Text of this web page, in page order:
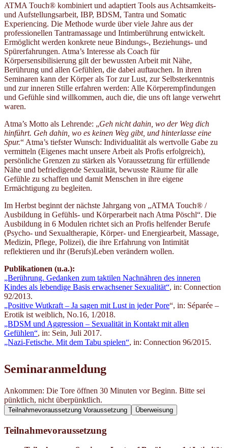
ATMA Touch® kombiniert und adaptiert Tools aus Achtsamkeits-
und Aufstellungsarbeit, IBP, BDSM, Tantra und Somatic
Experiencing. Die Methode wurde über viele Jahre aus der
professionellen Tantramassage und Intimberührung entwickelt.
Ermöglicht werden konkrete neue Bindungs-, Beziehungs- und
Spürerfahrungen. Atma’s Interesse als Coach für
Körpersensibilisierung gilt der bewussten Arbeit mit Nähe,
Berührung und allen Gefühlen, die dabei auftauchen. In ihren
Seminaren kann der Körper als Tor zur Lust, zur Selbsterkenntnis
und zur inneren Stille erfahren werden: Alle Körperempfindungen
und Gefühle sind willkommen, auch die, die uns oft lange verwehrt
waren.
Atma’s Motto als Lehrende: „Geh nicht dahin, wo der Weg dich
hinführt. Geh dahin, wo es keinen Weg gibt, und hinterlasse eine
Spur.“ Atma’s tiefster Wunsch: Individualität als wertvolle Gabe zu
vermitteln (Eigenes macht unsere Arbeit als Profis erfolgreich),
persönliche Grenzen zu stärken als Voraussetzung für erfüllende
Nähe und befriedigende Sexualität, bewusste Räume für alle
Gefühle zu schaffen und damit Menschen in ihre eigene
Ermächtigung zu begleiten.
Im Herbst beginnt der nächste Jahrgang von „ATMA Touch® /
Ausbildung in Gefühls- und Körperarbeit nach Atma Pöschl“. Die
Ausbildung in 6 Modulen richtet sich an Profis helfender Berufe
(Psycho- und Sexualtherapie, Körper- und Energiearbeit, Massage,
Medizin, Pflege, Polizei), die ihre Erfahrung von Intimität
reflektieren und ihr (Berufs)Leben verändern wollen.
Publikationen (u.a.):
„Berührung. Gedanken zum taktilen Nachnähren des inneren
Kindes als lebendige Basis erwachsener Sexualität“, in: Connection
92/2013.
„Positive Wutkraft – Ja sagen mit Lust in jeder Pore“, in: Séparée –
Erotik ist weiblich, No.16, 1/2018.
„BDSM und Aggression – Sexualität in Kontakt mit allen
Gefühlen“, in: Sein, Juli 2017.
„Nazi-Fetische. Mit dem Tabu spielen“, in: Connection 96/2015.
Seminaranmeldung
Ankommen: Die Tore öffnen 30 Minuten vor Beginn. Bitte sei
pünktlich, nicht überpünktlich.
Teilnahmevoraussetzung Voraussetzung Überweisung
Teilnahmevoraussetzung